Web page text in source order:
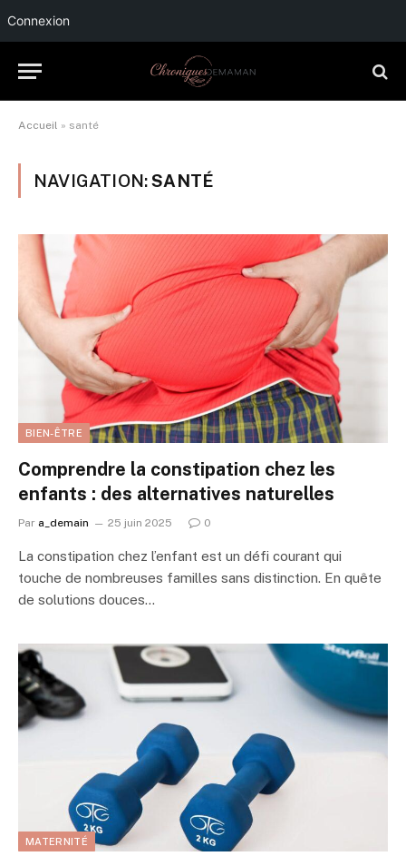
Connexion
Accueil » santé
NAVIGATION:SANTÉ
BIEN-ÊTRE
Comprendre la constipation chez les
enfants : des alternatives naturelles
Par a_demain 25 juin 2025 0
La constipation chez l’enfant est un défi courant qui
touche de nombreuses familles sans distinction. En quête
de solutions douces…
MATERNITÉ